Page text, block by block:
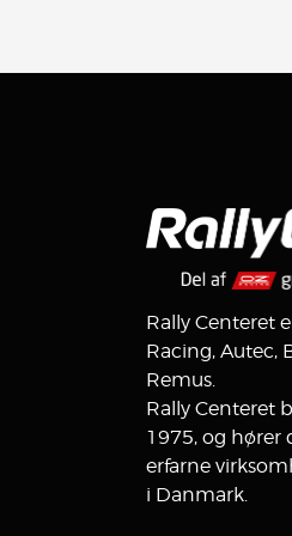
Rally Centeret
Racing, Autec,
Remus.
Rally Centeret
1975, og hører
erfarne
i Danmark.